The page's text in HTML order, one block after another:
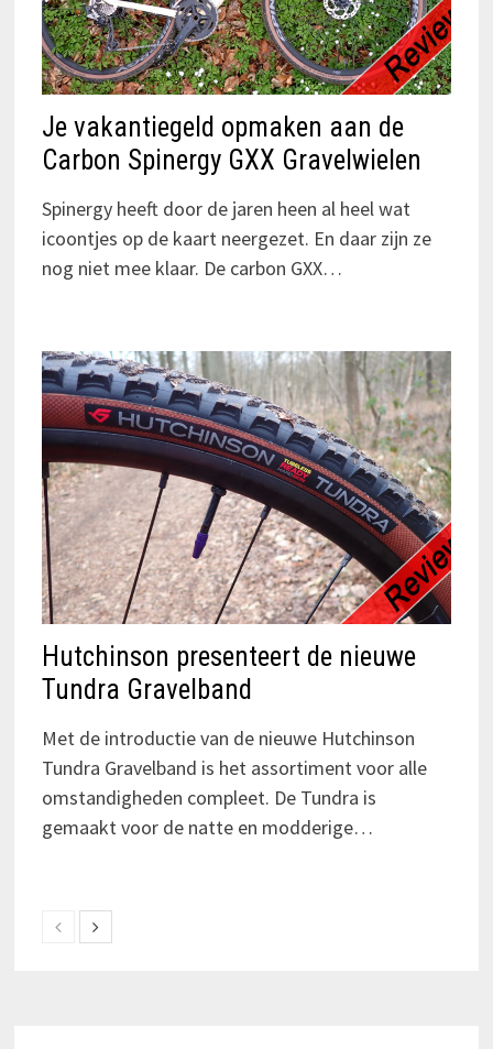
Je vakantiegeld opmaken aan de
Carbon Spinergy GXX Gravelwielen
Spinergy heeft door de jaren heen al heel wat
icoontjes op de kaart neergezet. En daar zijn ze
nog niet mee klaar. De carbon GXX…
Hutchinson presenteert de nieuwe
Tundra Gravelband
Met de introductie van de nieuwe Hutchinson
Tundra Gravelband is het assortiment voor alle
omstandigheden compleet. De Tundra is
gemaakt voor de natte en modderige…